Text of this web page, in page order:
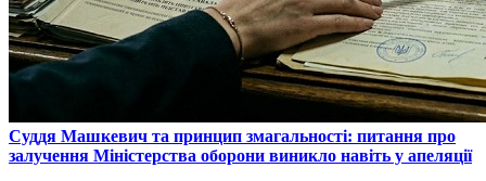
​Суддя Машкевич та принцип змагальності: питання про
залучення Міністерства оборони виникло навіть у апеляції